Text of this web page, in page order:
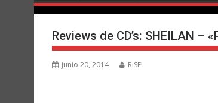
Reviews de CD’s: SHEILAN –
junio 20, 2014 RISE!